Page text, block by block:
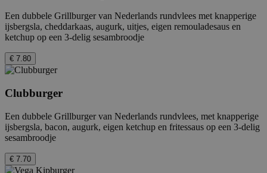
Een dubbele Grillburger van Nederlands rundvlees met knapperige
ijsbergsla, cheddarkaas, augurk, uitjes, eigen remouladesaus en
ketchup op een 3-delig sesambroodje
€ 7.80
Clubburger
Een dubbele Grillburger van Nederlands rundvlees, met knapperige
ijsbergsla, bacon, augurk, eigen ketchup en fritessaus op een 3-delig
sesambroodje
€ 7.70